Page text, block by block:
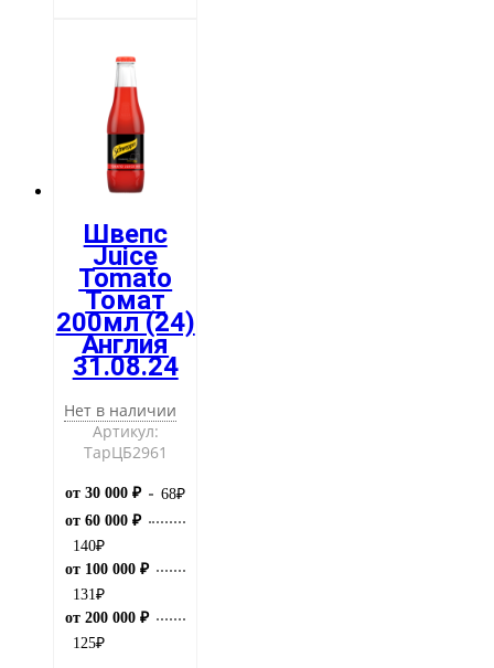
Швепс
Juice
Tomato
Томат
200мл (24)
Англия
31.08.24
Нет в наличии
Артикул:
ТарЦБ2961
от 30 000 ₽ 68₽
от 60 000 ₽
140₽
от 100 000 ₽
131₽
от 200 000 ₽
125₽